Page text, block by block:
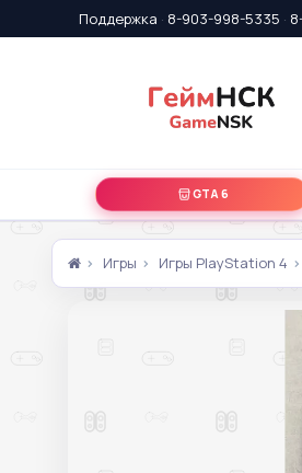
Поддержка · 8-903-998-5335 ·
GTA 6
Игры Игры PlayStation 4